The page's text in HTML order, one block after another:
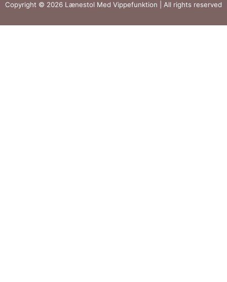
Copyright © 2026 Lænestol Med Vippefunktion | All rights reserved